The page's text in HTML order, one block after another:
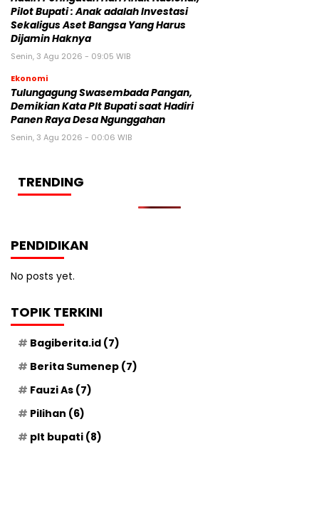
Pilot Bupati : Anak adalah Investasi
Sekaligus Aset Bangsa Yang Harus
Dijamin Haknya
Senin, 3 Agu 2026 - 09:05 WIB
Ekonomi
Tulungagung Swasembada Pangan,
Demikian Kata Plt Bupati saat Hadiri
Panen Raya Desa Ngunggahan
Senin, 3 Agu 2026 - 00:06 WIB
TRENDING
PENDIDIKAN
No posts yet.
TOPIK TERKINI
Bagiberita.id (7)
Berita Sumenep (7)
Fauzi As (7)
Pilihan (6)
plt bupati (8)